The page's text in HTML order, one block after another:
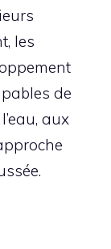
les
de
aux